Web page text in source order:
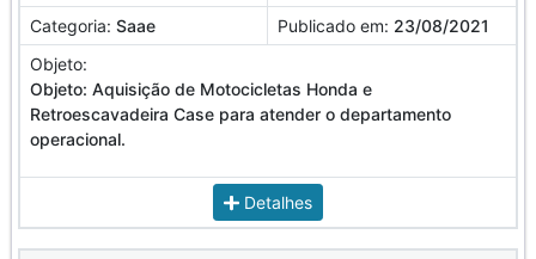
Categoria: Saae Publicado em: 23/08/2021
Objeto:
Objeto: Aquisição de Motocicletas Honda e
Retroescavadeira Case para atender o departamento
operacional.
Detalhes